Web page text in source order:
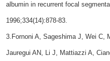
albumin in recurrent focal
1996;334(14):878-83.
3.Fornoni A, Sageshima J, Wei C,
Jauregui AN, Li J, Mattiazzi A,